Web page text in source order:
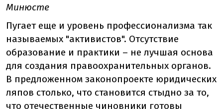
Минюсте
Пугает еще и уровень профессионализма так
называемых "активистов". Отсутствие
образование и практики – не лучшая основа
для создания правоохранительных органов.
В предложенном законопроекте юридических
ляпов столько, что становится стыдно за то,
что отечественные чиновники готовы